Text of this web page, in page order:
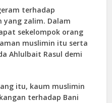
terhadap
yang zalim. Dalam
sekelompok orang
muslimin itu serta
Ahlulbait Rasul demi
itu, kaum muslimin
terhadap Bani